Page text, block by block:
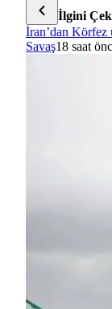
İlgini
İran’dan Körfez
Savaş18 saat